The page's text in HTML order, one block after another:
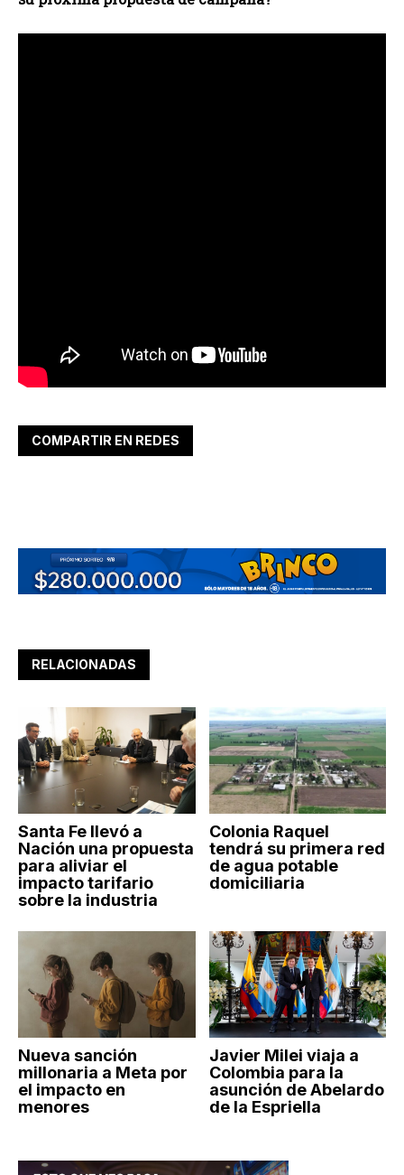
COMPARTIR EN REDES
RELACIONADAS
Santa Fe llevó a
Nación una propuesta
para aliviar el
impacto tarifario
sobre la industria
Colonia Raquel
tendrá su primera red
de agua potable
domiciliaria
Nueva sanción
millonaria a Meta por
el impacto en
menores
Javier Milei viaja a
Colombia para la
asunción de Abelardo
de la Espriella